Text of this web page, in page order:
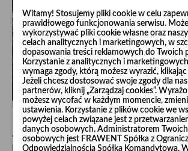
JAK REGULUJE SIĘ ILOŚĆ PRZEPŁYWU
POWIETRZA W RUROCIĄGACH?
Witamy! Stosujemy pliki cookie w celu
prawidłowego funkcjonowania serwisu.
wykorzystywać pliki cookie własne oraz
celach analitycznych i marketingowych, w
dopasowania treści reklamowych do Twoich
Korzystanie z analitycznych i
wymaga zgody, którą możesz wyrazić, klikając
Jeżeli chcesz dostosować swoje zgody dla
partnerów, kliknij „Zarządzaj cookies”.
możesz wycofać w każdym momencie,
ustawienia. Korzystanie z plików cookie we
powyżej celach związane jest z
danych osobowych. Administratorem
osobowych jest FRAWENT Spółka z
Odpowiedzialnością Spółka Komandytowa.